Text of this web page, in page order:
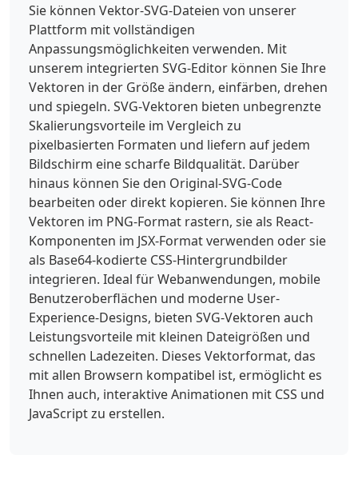
Sie können Vektor-SVG-Dateien von unserer
Plattform mit vollständigen
Anpassungsmöglichkeiten verwenden. Mit
unserem integrierten SVG-Editor können Sie Ihre
Vektoren in der Größe ändern, einfärben, drehen
und spiegeln. SVG-Vektoren bieten unbegrenzte
Skalierungsvorteile im Vergleich zu
pixelbasierten Formaten und liefern auf jedem
Bildschirm eine scharfe Bildqualität. Darüber
hinaus können Sie den Original-SVG-Code
bearbeiten oder direkt kopieren. Sie können Ihre
Vektoren im PNG-Format rastern, sie als React-
Komponenten im JSX-Format verwenden oder sie
als Base64-kodierte CSS-Hintergrundbilder
integrieren. Ideal für Webanwendungen, mobile
Benutzeroberflächen und moderne User-
Experience-Designs, bieten SVG-Vektoren auch
Leistungsvorteile mit kleinen Dateigrößen und
schnellen Ladezeiten. Dieses Vektorformat, das
mit allen Browsern kompatibel ist, ermöglicht es
Ihnen auch, interaktive Animationen mit CSS und
JavaScript zu erstellen.